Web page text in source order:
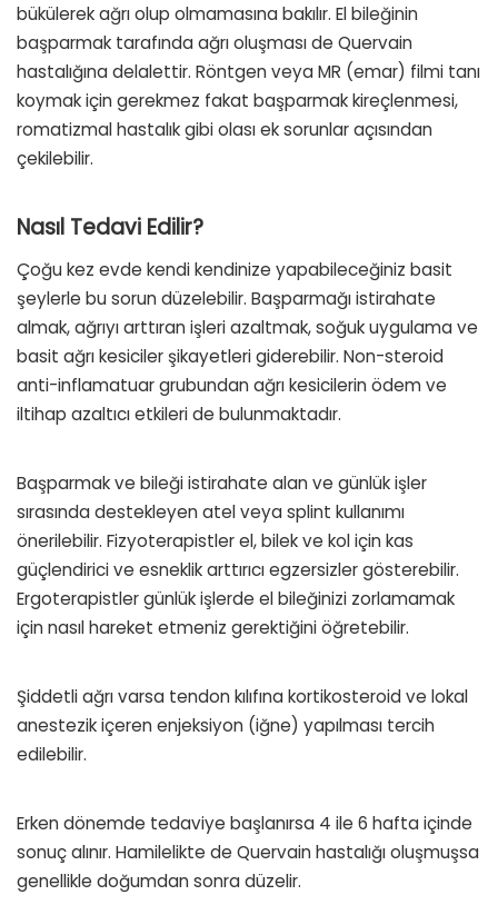
bükülerek ağrı olup olmamasına bakılır. El bileğinin
başparmak tarafında ağrı oluşması de Quervain
hastalığına delalettir. Röntgen veya MR (emar) filmi tanı
koymak için gerekmez fakat başparmak kireçlenmesi,
romatizmal hastalık gibi olası ek sorunlar açısından
çekilebilir.
Nasıl Tedavi Edilir?
Çoğu kez evde kendi kendinize yapabileceğiniz basit
şeylerle bu sorun düzelebilir. Başparmağı istirahate
almak, ağrıyı arttıran işleri azaltmak, soğuk uygulama ve
basit ağrı kesiciler şikayetleri giderebilir. Non-steroid
anti-inflamatuar grubundan ağrı kesicilerin ödem ve
iltihap azaltıcı etkileri de bulunmaktadır.
Başparmak ve bileği istirahate alan ve günlük işler
sırasında destekleyen atel veya splint kullanımı
önerilebilir. Fizyoterapistler el, bilek ve kol için kas
güçlendirici ve esneklik arttırıcı egzersizler gösterebilir.
Ergoterapistler günlük işlerde el bileğinizi zorlamamak
için nasıl hareket etmeniz gerektiğini öğretebilir.
Şiddetli ağrı varsa tendon kılıfına kortikosteroid ve lokal
anestezik içeren enjeksiyon (iğne) yapılması tercih
edilebilir.
Erken dönemde tedaviye başlanırsa 4 ile 6 hafta içinde
sonuç alınır. Hamilelikte de Quervain hastalığı oluşmuşsa
genellikle doğumdan sonra düzelir.